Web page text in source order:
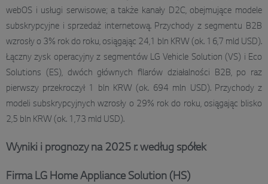
webOS i usługi serwisowe; a także kanały D2C, obejmujące modele
subskrypcyjne i sprzedaż internetową. Przychody z segmentu B2B
wzrosły o 3% rok do roku, osiągając 24,1 bln KRW (ok. 16,7 mld USD).
Łączny zysk operacyjny z segmentów LG Vehicle Solution (VS) i Eco
Solutions (ES), dwóch głównych filarów działalności B2B, po raz
pierwszy przekroczył 1 bln KRW (ok. 694 mln USD). Przychody z
modeli subskrypcyjnych wzrosły o 29% rok do roku, osiągając blisko
2,5 bln KRW (ok. 1,73 mld USD).
Wyniki i prognozy na 2025 r. według spółek
Firma LG Home Appliance Solution (HS)